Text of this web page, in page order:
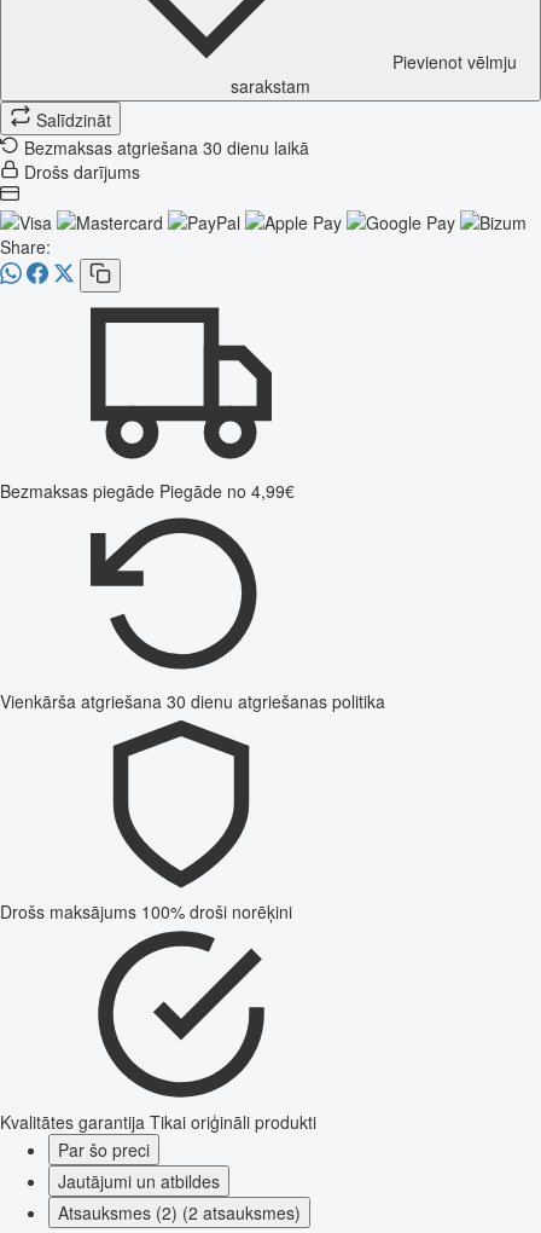
Pievienot vēlmju
sarakstam
Salīdzināt
Bezmaksas atgriešana 30 dienu laikā
Drošs darījums
Share:
Bezmaksas piegāde Piegāde no 4,99€
Vienkārša atgriešana 30 dienu atgriešanas politika
Drošs maksājums 100% droši norēķini
Kvalitātes garantija Tikai oriģināli produkti
Par šo preci
Jautājumi un atbildes
Atsauksmes (2) (2 atsauksmes)